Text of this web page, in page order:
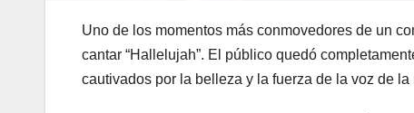
Uno de los momentos más conmovedores de un
cantar “Hallelujah”. El público quedó
cautivados por la belleza y la fuerza de la voz de